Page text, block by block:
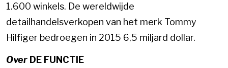
1.600 winkels. De wereldwijde
detailhandelsverkopen van het merk Tommy
Hilfiger bedroegen in 2015 6,5 miljard dollar.
Over DE FUNCTIE